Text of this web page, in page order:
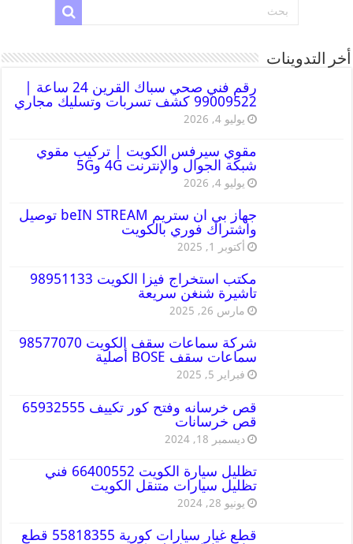
أخر التدوينات
رقم فني صحي سباك القرين 24 ساعة |
99009522 كشف تسربات وتسليك مجاري
يوليو 4, 2026
مقوي سيرفس الكويت | تركيب مقوي
شبكة الجوال والإنترنت 4G و5G
يوليو 4, 2026
جهاز بي ان ستريم beIN STREAM توصيل
واشتراك فوري بالكويت
أكتوبر 1, 2025
مكتب استخراج فيزا الكويت 98951133
تاشيرة شنغن سريعة
مارس 26, 2025
شركة سماعات سقف الكويت 98577070
سماعات سقف BOSE أصلية
فبراير 5, 2025
قص خرسانه وفتح كور تكييف 65932555
قص خرسانات
ديسمبر 18, 2024
تظليل سيارة الكويت 66400552 فني
تظليل سيارات متنقل الكويت
يونيو 28, 2024
قطع غيار سيارات كورية 55818355 قطع